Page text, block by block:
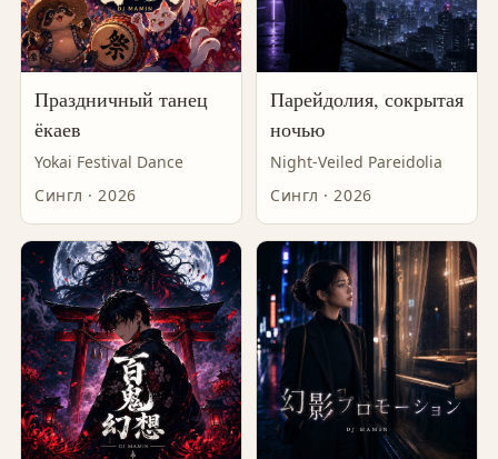
Праздничный танец
ёкаев
Yokai Festival Dance
Сингл · 2026
Парейдолия, сокрытая
ночью
Night-Veiled Pareidolia
Сингл · 2026